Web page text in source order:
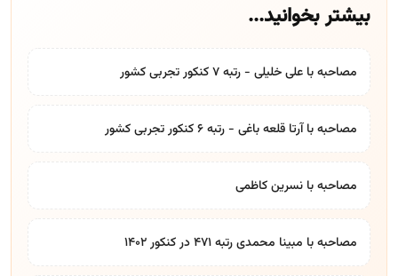
بیشتر بخوانید...
مصاحبه با علی خلیلی - رتبه 7 کنکور تجربی کشور
مصاحبه با آرتا قلعه باغی - رتبه 6 کنکور تجربی کشور
مصاحبه با نسرین کاظمی
مصاحبه با مبینا محمدی رتبه ۴۷۱ در کنکور ۱۴۰۲